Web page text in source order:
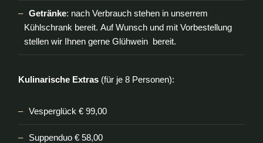
Getränke: nach Verbrauch stehen in unserrem
Kühlschrank bereit. Auf Wunsch und mit Vorbestellung
stellen wir Ihnen gerne Glühwein bereit.
Kulinarische Extras (für je 8 Personen):
Vesperglück € 99,00
Suppenduo € 58,00